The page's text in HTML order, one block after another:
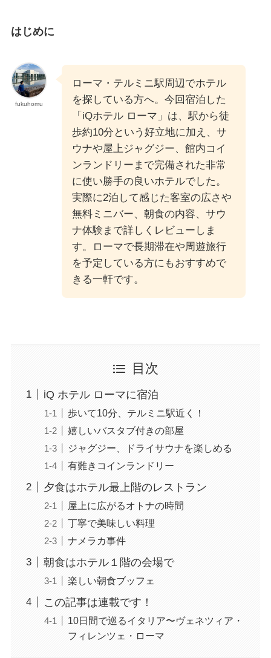
はじめに
fukuhomu
ローマ・テルミニ駅周辺でホテル
を探している方へ。今回宿泊した
「iQホテル ローマ」は、駅から徒
歩約10分という好立地に加え、サ
ウナや屋上ジャグジー、館内コイ
ンランドリーまで完備された非常
に使い勝手の良いホテルでした。
実際に2泊して感じた客室の広さや
無料ミニバー、朝食の内容、サウ
ナ体験まで詳しくレビューしま
す。ローマで長期滞在や周遊旅行
を予定している方にもおすすめで
きる一軒です。
目次
iQ ホテル ローマに宿泊
歩いて10分、テルミニ駅近く！
嬉しいバスタブ付きの部屋
ジャグジー、ドライサウナを楽しめる
有難きコインランドリー
夕食はホテル最上階のレストラン
屋上に広がるオトナの時間
丁寧で美味しい料理
ナメラカ事件
朝食はホテル１階の会場で
楽しい朝食ブッフェ
この記事は連載です！
10日間で巡るイタリア〜ヴェネツィア・
フィレンツェ・ローマ